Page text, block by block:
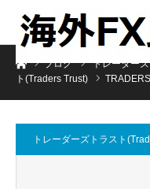
ホームブログ トレーダー
ト(Traders Trust)
トレーダーズトラスト